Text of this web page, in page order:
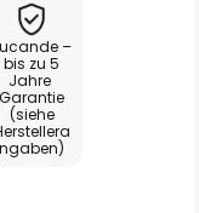
–
bis zu 5
Jahre
Garantie
(siehe
ngaben)